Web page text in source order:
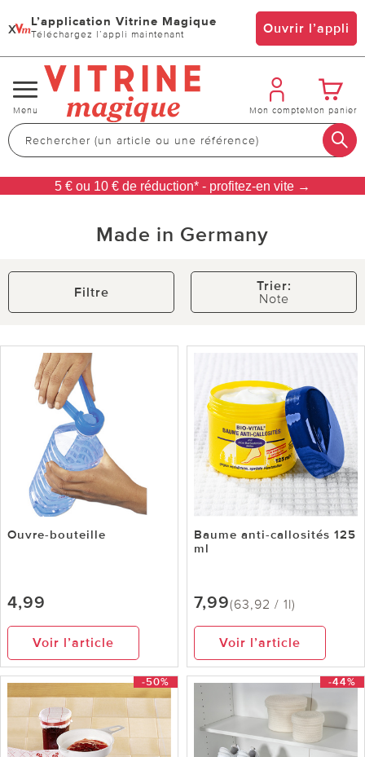
x L’application Vitrine Magique
Téléchargez l’appli maintenant Ouvrir l’appli
Changer
de
navigation
Menu Mon compteMon panier
5 € ou 10 € de réduction* - profitez-en vite →
Made in Germany
Filtre
Trier:
Note
Ouvre-bouteille
4,99
Voir l’article
Baume anti-callosités 125
ml
7,99(63,92 / 1l)
Voir l’article
-50% -44%